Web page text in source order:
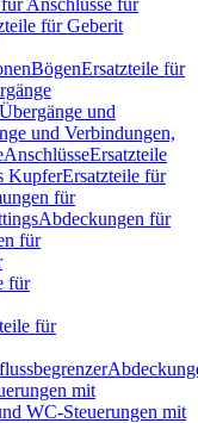
Anschlüsse für
für Geberit
BögenErsatzteile für
Übergänge und
und Verbindungen,
AnschlüsseErsatzteile
KupferErsatzteile für
für
Abdeckungen für
für
für
für
mit
WC-Steuerungen mit